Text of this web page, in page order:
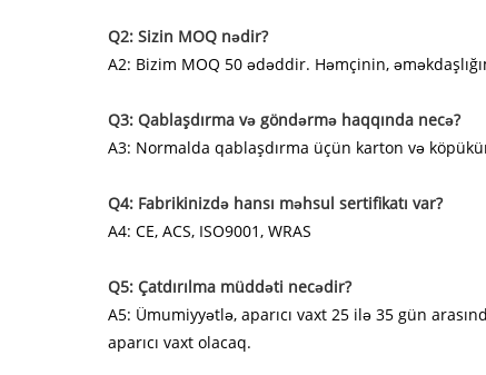
Q2: Sizin MOQ nədir?
A2: Bizim MOQ 50 ədəddir. Həmçinin,
Q3: Qablaşdırma və göndərmə haqqında necə?
A3: Normalda qablaşdırma üçün karton və
Q4: Fabrikinizdə hansı məhsul sertifikatı var?
A4: CE, ACS, ISO9001, WRAS
Q5: Çatdırılma müddəti necədir?
A5: Ümumiyyətlə, aparıcı vaxt 25 ilə 35 gün
aparıcı vaxt olacaq.